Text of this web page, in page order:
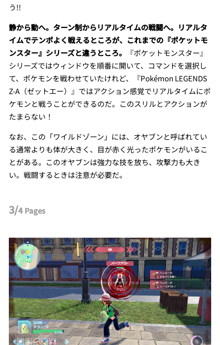
う!!
静から動へ。ターン制からリアルタイムの戦闘へ。リアルタ
イムでテンポよく戦えるところが、これまでの『ポケットモ
ンスター』シリーズと違うところ。
『ポケットモンスター』
シリーズではウィンドウを順番に開いて、コマンドを選択し
て、ポケモンを戦わせていたけれど、『Pokémon LEGENDS
Z-A（ゼットエー）』ではアクション感覚でリアルタイムにポ
ケモンと戦うことができるのだ。このスリルとアクションが
たまらない！
なお、この「ワイルドゾーン」には、オヤブンと呼ばれてい
る通常よりも体が大きく、目が赤く光ったポケモンがいるこ
とがある。このオヤブンは強力な技を放ち、攻撃力も大き
い。戦闘するときは注意が必要だ。
3/4Pages